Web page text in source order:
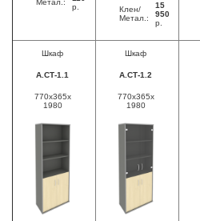
Метал.:
р.
Клен/
Метал.:
15
950
р.
Шкаф
А.СТ-1.1
770x365x
1980
Шкаф
А.СТ-1.2
770x365x
1980